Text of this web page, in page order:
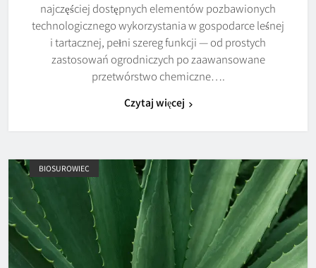
najczęściej dostępnych elementów pozbawionych
technologicznego wykorzystania w gospodarce leśnej
i tartacznej, pełni szereg funkcji — od prostych
zastosowań ogrodniczych po zaawansowane
przetwórstwo chemiczne….
Czytaj więcej
BIOSUROWIEC